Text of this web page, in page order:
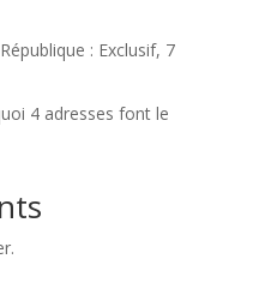
: Exclusif, 7
4 adresses font le